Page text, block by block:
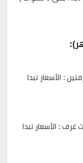
: الأسعار تبدا
غرف : الأسعار تبدا